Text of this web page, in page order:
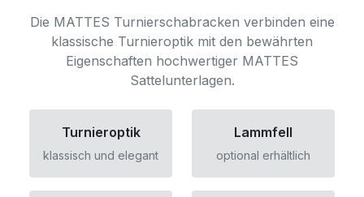
Die MATTES Turnierschabracken verbinden eine
klassische Turnieroptik mit den bewährten
Eigenschaften hochwertiger MATTES
Sattelunterlagen.
Turnieroptik
klassisch und elegant
Lammfell
optional erhältlich